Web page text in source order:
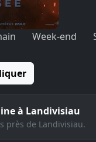
Week-end
à Landivisiau
près de Landivisiau.